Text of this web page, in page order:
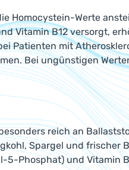
Homocystein-Werte
Vitamin B12 versorgt,
Patienten mit
Bei ungünstigen
reich an
Spargel und
Phosphat) und Vitamin